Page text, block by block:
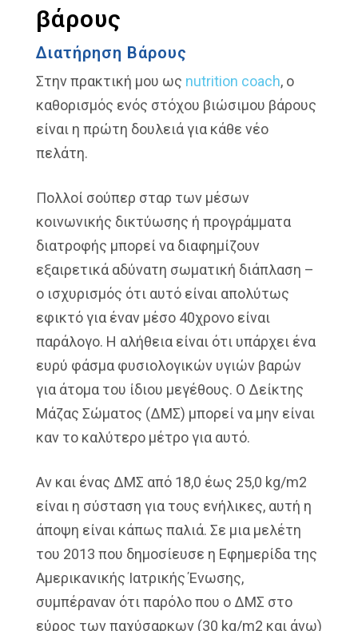
βάρους
Διατήρηση Βάρους
Στην πρακτική μου ως nutrition coach, ο
καθορισμός ενός στόχου βιώσιμου βάρους
είναι η πρώτη δουλειά για κάθε νέο
πελάτη.
Πολλοί σούπερ σταρ των μέσων
κοινωνικής δικτύωσης ή προγράμματα
διατροφής μπορεί να διαφημίζουν
εξαιρετικά αδύνατη σωματική διάπλαση –
ο ισχυρισμός ότι αυτό είναι απολύτως
εφικτό για έναν μέσο 40χρονο είναι
παράλογο. Η αλήθεια είναι ότι υπάρχει ένα
ευρύ φάσμα φυσιολογικών υγιών βαρών
για άτομα του ίδιου μεγέθους. Ο Δείκτης
Μάζας Σώματος (ΔΜΣ) μπορεί να μην είναι
καν το καλύτερο μέτρο για αυτό.
Αν και ένας ΔΜΣ από 18,0 έως 25,0 kg/m2
είναι η σύσταση για τους ενήλικες, αυτή η
άποψη είναι κάπως παλιά. Σε μια μελέτη
του 2013 που δημοσίευσε η Εφημερίδα της
Αμερικανικής Ιατρικής Ένωσης,
συμπέραναν ότι παρόλο που ο ΔΜΣ στο
εύρος των παχύσαρκων (30 kg/m2 και άνω)